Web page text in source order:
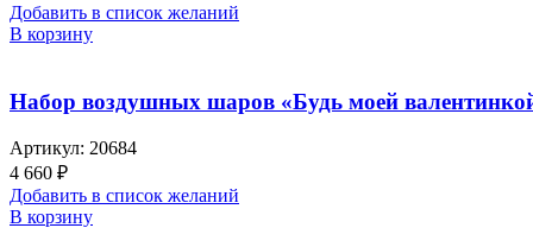
Добавить в список желаний
В корзину
Набор воздушных шаров «Будь моей
Артикул: 20684
4 660 ₽
Добавить в список желаний
В корзину